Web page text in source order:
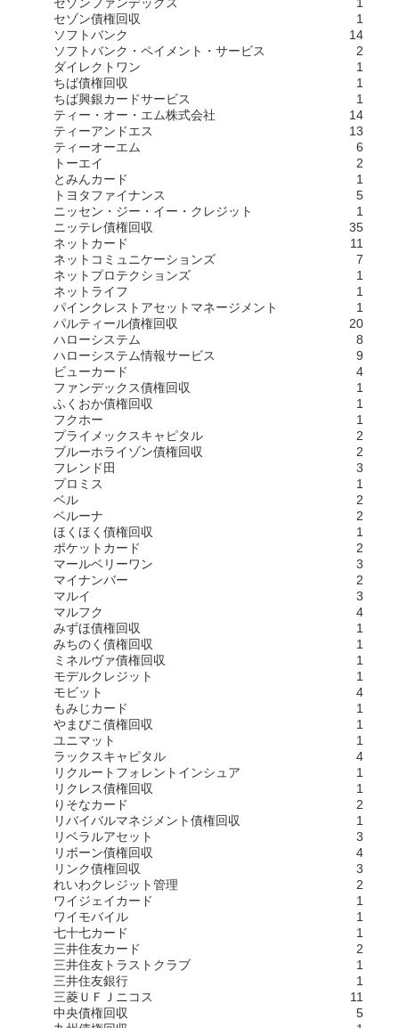
セゾン債権回収
1
ソフトバンク
14
ソフトバンク・ペイメント・サービス
2
ダイレクトワン
1
ちば債権回収
1
ちば興銀カードサービス
1
ティー・オー・エム株式会社
14
ティーアンドエス
13
ティーオーエム
6
トーエイ
2
とみんカード
1
トヨタファイナンス
5
ニッセン・ジー・イー・クレジット
1
ニッテレ債権回収
35
ネットカード
11
ネットコミュニケーションズ
7
ネットプロテクションズ
1
ネットライフ
1
パインクレストアセットマネージメント
1
パルティール債権回収
20
ハローシステム
8
ハローシステム情報サービス
9
ビューカード
4
ファンデックス債権回収
1
ふくおか債権回収
1
フクホー
1
プライメックスキャピタル
2
ブルーホライゾン債権回収
2
フレンド田
3
プロミス
1
ベル
2
ベルーナ
2
ほくほく債権回収
1
ポケットカード
2
マールベリーワン
3
マイナンバー
2
マルイ
3
マルフク
4
みずほ債権回収
1
みちのく債権回収
1
ミネルヴァ債権回収
1
モデルクレジット
1
モビット
4
もみじカード
1
やまびこ債権回収
1
ユニマット
1
ラックスキャピタル
4
リクルートフォレントインシュア
1
リクレス債権回収
1
りそなカード
2
リバイバルマネジメント債権回収
1
リベラルアセット
3
リボーン債権回収
4
リンク債権回収
3
れいわクレジット管理
2
ワイジェイカード
1
ワイモバイル
1
七十七カード
1
三井住友カード
2
三井住友トラストクラブ
1
三井住友銀行
1
三菱ＵＦＪニコス
11
中央債権回収
5